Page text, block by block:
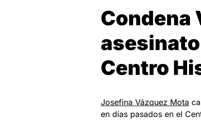
Condena
Centro
Josefina Vázquez Mota
en días pasados en el